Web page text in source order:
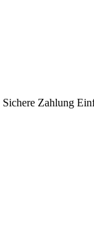
Sichere Zahlung